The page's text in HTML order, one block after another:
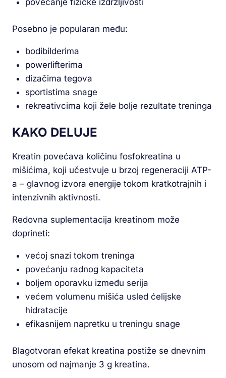
povećanje fizičke izdržljivosti
Posebno je popularan među:
bodibilderima
powerlifterima
dizačima tegova
sportistima snage
rekreativcima koji žele bolje rezultate treninga
KAKO DELUJE
Kreatin povećava količinu fosfokreatina u
mišićima, koji učestvuje u brzoj regeneraciji ATP-
a – glavnog izvora energije tokom kratkotrajnih i
intenzivnih aktivnosti.
Redovna suplementacija kreatinom može
doprineti:
većoj snazi tokom treninga
povećanju radnog kapaciteta
boljem oporavku između serija
većem volumenu mišića usled ćelijske
hidratacije
efikasnijem napretku u treningu snage
Blagotvoran efekat kreatina postiže se dnevnim
unosom od najmanje 3 g kreatina.